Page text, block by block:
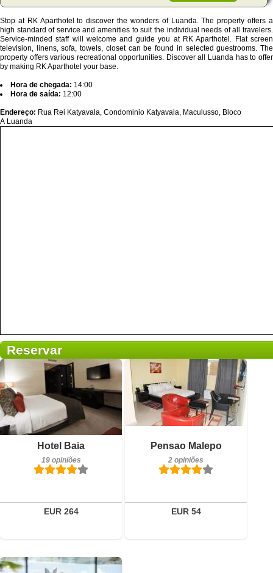
Stop at RK Aparthotel to discover the wonders of Luanda. The property offers a
high standard of service and amenities to suit the individual needs of all travelers.
Service-minded staff will welcome and guide you at RK Aparthotel. Flat screen
television, linens, sofa, towels, closet can be found in selected guestrooms. The
property offers various recreational opportunities. Discover all Luanda has to offer
by making RK Aparthotel your base.
Hora de chegada: 14:00
Hora de saída: 12:00
Endereço: Rua Rei Katyavala, Condominio Katyavala, Maculusso, Bloco
A Luanda
Reservar
Hotel Baia
19 opiniões
EUR 264
19 opiniões
Reservar
Pensao Malepo
2 opiniões
EUR 54
2 opiniões
Detalhes
Reservar